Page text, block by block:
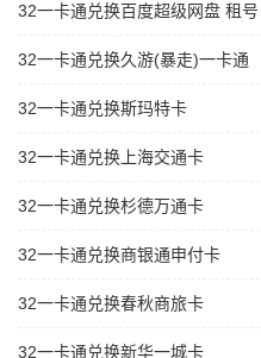
32一卡通兑换百度超级网盘 租号
32一卡通兑换久游(暴走)一卡通
32一卡通兑换斯玛特卡
32一卡通兑换上海交通卡
32一卡通兑换杉德万通卡
32一卡通兑换商银通申付卡
32一卡通兑换春秋商旅卡
32一卡通兑换新华一城卡